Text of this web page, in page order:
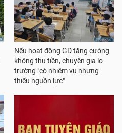
Nếu hoạt động GD tăng cường
không thu tiền, chuyên gia lo
trường "có nhiệm vụ nhưng
thiếu nguồn lực"